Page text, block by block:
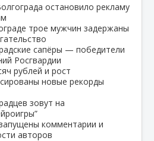
остановило рекламу
трое мужчин задержаны
сапёры — победители
Росгвардии
рублей и рост
новые рекорды
зовут на
комментарии и
авторов